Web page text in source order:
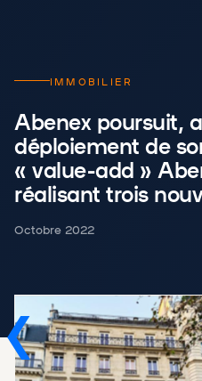
IMMOBILIER
Abenex poursuit,
déploiement de
« value-add »
réalisant trois
Octobre 2022